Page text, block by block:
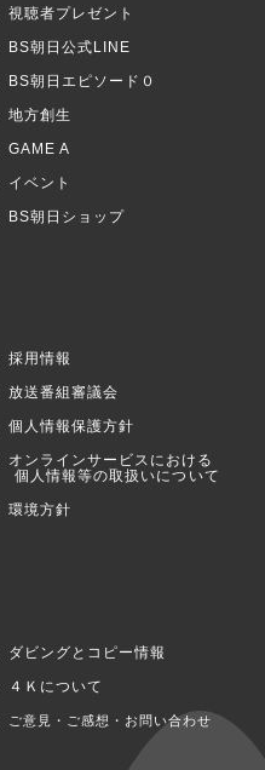
視聴者プレゼント
BS朝日公式LINE
BS朝日エピソード０
地方創生
GAME A
イベント
BS朝日ショップ
採用情報
放送番組審議会
個人情報保護方針
オンラインサービスにおける
個人情報等の取扱いについて
環境方針
ダビングとコピー情報
４Ｋについて
ご意見・ご感想・お問い合わせ